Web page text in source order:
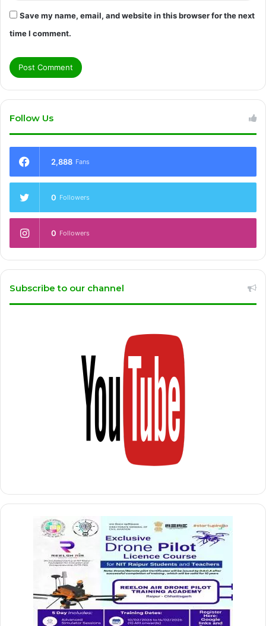
Save my name, email, and website in this browser for the next
time I comment.
Follow Us
2,888 Fans
0 Followers
0 Followers
Subscribe to our channel